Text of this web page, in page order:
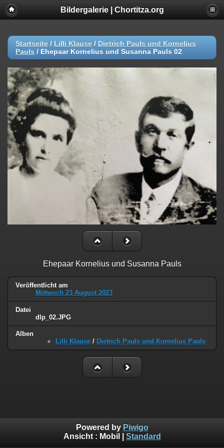
Bildergalerie | Chortitza.org
Startseite / Lilli Klause / Dietrich Pauls und Kornelius
Pauls / Ehepaar Kornelius und Susanna Pauls 02
Ehepaar Kornelius und Susanna Pauls
Veröffentlicht am
Mittwoch 23 August 2023
Datei
dlp_02.JPG
Alben
Lilli Klause / Dietrich Pauls und Kornelius Pauls
Powered by Piwigo
Ansicht : Mobil Standard